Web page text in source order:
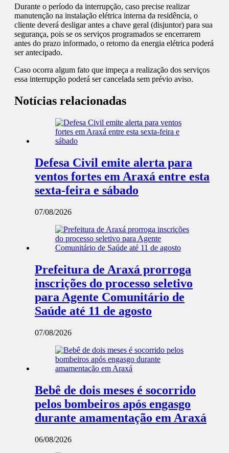
Durante o período da interrupção, caso precise realizar
manutenção na instalação elétrica interna da residência, o
cliente deverá desligar antes a chave geral (disjuntor) para sua
segurança, pois se os serviços programados se encerrarem
antes do prazo informado, o retorno da energia elétrica poderá
ser antecipado.
Caso ocorra algum fato que impeça a realização dos serviços
essa interrupção poderá ser cancelada sem prévio aviso.
Notícias relacionadas
Defesa Civil emite alerta para
ventos fortes em Araxá entre esta
sexta-feira e sábado
07/08/2026
Prefeitura de Araxá prorroga
inscrições do processo seletivo
para Agente Comunitário de
Saúde até 11 de agosto
07/08/2026
Bebê de dois meses é socorrido
pelos bombeiros após engasgo
durante amamentação em Araxá
06/08/2026